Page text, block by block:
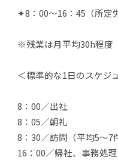
✦8：00～16：45（所定
※残業は月平均30h程度
＜標準的な1日のスケジ
8：00／出社
8：05／朝礼
8：30／訪問（平均5～7
16：00／帰社、事務処理